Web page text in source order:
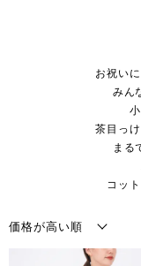
お祝い
みん
茶目っ
まる
コッ